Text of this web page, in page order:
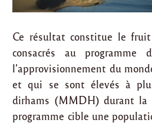
Ce résultat constitue le
consacrés au programme
l’approvisionnement du
et qui se sont élevés à
dirhams (MMDH) durant la
programme cible une